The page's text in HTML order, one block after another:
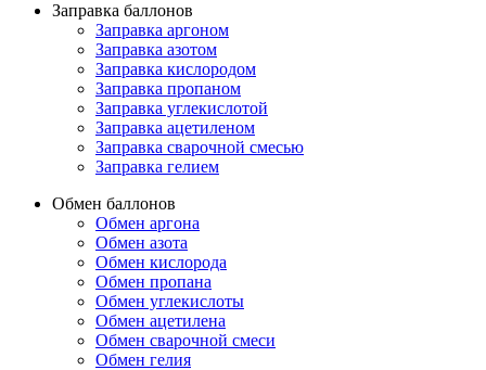
Заправка баллонов
Заправка аргоном
Заправка азотом
Заправка кислородом
Заправка пропаном
Заправка углекислотой
Заправка ацетиленом
Заправка сварочной смесью
Заправка гелием
Обмен баллонов
Обмен аргона
Обмен азота
Обмен кислорода
Обмен пропана
Обмен углекислоты
Обмен ацетилена
Обмен сварочной смеси
Обмен гелия